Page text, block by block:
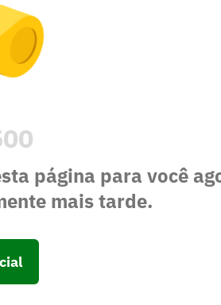
página para você
mais tarde.